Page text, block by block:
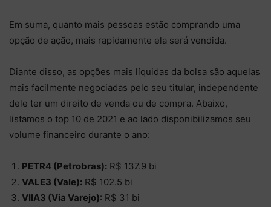
Em suma, quanto mais pessoas estão comprando uma
opção de ação, mais rapidamente ela será vendida.
Diante disso, as opções mais líquidas da bolsa são aquelas
mais facilmente negociadas pelo seu titular, independente
dele ter um direito de venda ou de compra. Abaixo,
listamos o top 10 de 2021 e ao lado disponibilizamos seu
volume financeiro durante o ano:
PETR4 (Petrobras): R$ 137.9 bi
VALE3 (Vale): R$ 102.5 bi
VIIA3 (Via Varejo): R$ 31 bi